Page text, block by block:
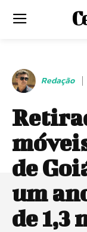
Redação
de
um
de 1,3